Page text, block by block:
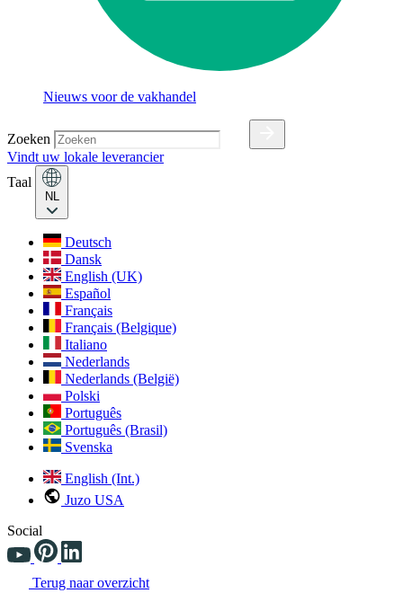
Nieuws voor de vakhandel
Zoeken
Vindt uw lokale leverancier
Taal
NL
Deutsch
Dansk
English (UK)
Español
Français
Français (Belgique)
Italiano
Nederlands
Nederlands (België)
Polski
Português
Português (Brasil)
Svenska
English (Int.)
Juzo USA
Social
Terug naar overzicht